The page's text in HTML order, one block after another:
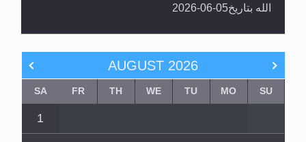
الله بتاريخ05-06-2026
AUGUST 2026
SU
MO
TU
WE
TH
FR
SA
1